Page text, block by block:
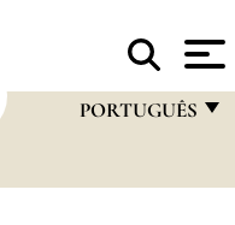
PORTUGUÊS